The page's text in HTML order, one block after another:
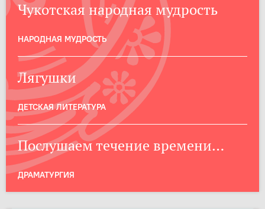
Чукотская народная мудрость
НАРОДНАЯ МУДРОСТЬ
Лягушки
ДЕТСКАЯ ЛИТЕРАТУРА
Послушаем течение времени…
ДРАМАТУРГИЯ